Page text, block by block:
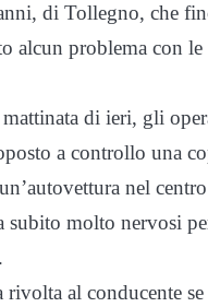
di Tollegno, che
alcun problema con le
di ieri, gli
a controllo una
nel
subito molto nervosi
al conducente se